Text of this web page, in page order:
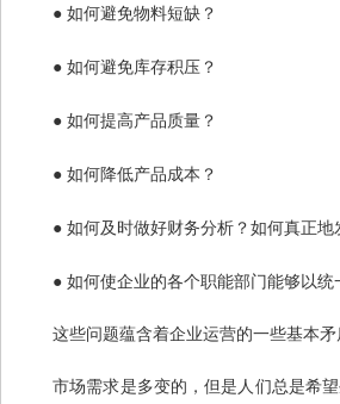
● 如何避免物料短缺？
● 如何避免库存积压？
● 如何提高产品质量？
● 如何降低产品成本？
● 如何及时做好财务分析？如何真正
● 如何使企业的各个职能部门能够以
这些问题蕴含着企业运营的一些基本
市场需求是多变的，但是人们总是希